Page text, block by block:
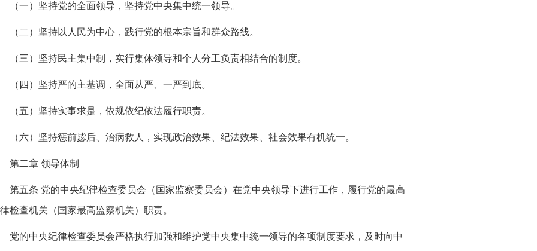
（一）坚持党的全面领导，坚持党中央集中统一领导。
（二）坚持以人民为中心，践行党的根本宗旨和群众路线。
（三）坚持民主集中制，实行集体领导和个人分工负责相结合的制度。
（四）坚持严的主基调，全面从严、一严到底。
（五）坚持实事求是，依规依纪依法履行职责。
（六）坚持惩前毖后、治病救人，实现政治效果、纪法效果、社会效果有机统一。
第二章 领导体制
第五条 党的中央纪律检查委员会（国家监察委员会）在党中央领导下进行工作，履行党的最高
检查机关（国家最高监察机关）职责。
党的中央纪律检查委员会严格执行加强和维护党中央集中统一领导的各项制度要求，及时向中